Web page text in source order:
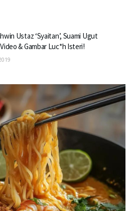
Ustaz ‘Syaitan’, Suami Ugut
& Gambar Luc*h Isteri!